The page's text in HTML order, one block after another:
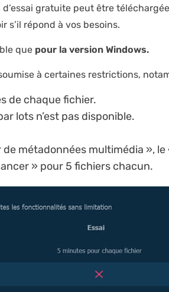
gratuite peut être
s’il répond à vos besoins.
que pour la version Windows.
à certaines restrictions,
de chaque fichier.
lots n’est pas disponible.
métadonnées multimédia », le
» pour 5 fichiers chacun.